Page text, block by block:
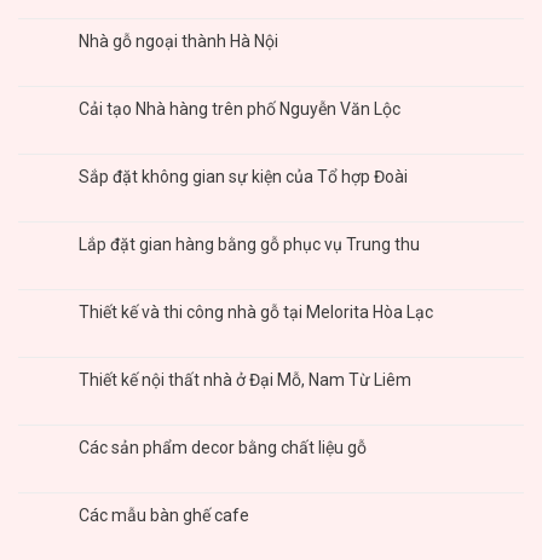
Nhà gỗ ngoại thành Hà Nội
Cải tạo Nhà hàng trên phố Nguyễn Văn Lộc
Sắp đặt không gian sự kiện của Tổ hợp Đoài
Lắp đặt gian hàng bằng gỗ phục vụ Trung thu
Thiết kế và thi công nhà gỗ tại Melorita Hòa Lạc
Thiết kế nội thất nhà ở Đại Mỗ, Nam Từ Liêm
Các sản phẩm decor bằng chất liệu gỗ
Các mẫu bàn ghế cafe